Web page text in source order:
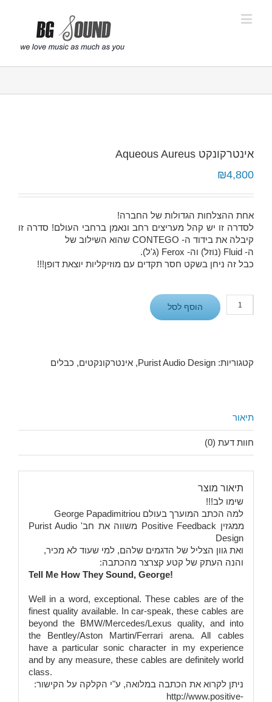
אינטרקונקט Aqueous Aureus
₪4,800
אחת ההצלחות הגדולות של החברה!
לסדרה זו יש קהל מעריצים רחב ונאמן ברחבי העולם! סדרה זו
קיבלה את בידוד ה- CONTEGO שהוא השילוב של
ה- Fluid (נוזל) וה- Ferox (ג'ל).
כבל זה ניחן בשקט חסר תקדים עם מוזיקליות יוצאת דופן!!!
כמות
של
הוסף לסל
קטגוריות: Purist Audio Design
, אינטרקונקטים, כבלים
תיאור
חוות דעת (0)
תיאור מוצר
שימו לב!!!
למה הכתב המוערך בעולם George Papadimitriou
ממגזין Positive Feedback משווה את חב' Purist Audio
Design
ואת גוון הצליל של הדגמים שלהם, למי שעוד לא מכיר,
והנה העתק של קטע קצרצר מהכתבה:
Tell Me How They Sound, George!
Well in a word, exceptional. These cables are of the
finest quality available. In car-speak, these cables are
beyond the BMW/Mercedes/Lexus quality, and into
the Bentley/Aston Martin/Ferrari arena.
All cables
have a particular sonic character in my experience
and by any measure, these cables are definitely world
class.
ניתן לקרוא את הכתבה במלואה, ע"י הקלקה על הקישור:
http://www.positive-